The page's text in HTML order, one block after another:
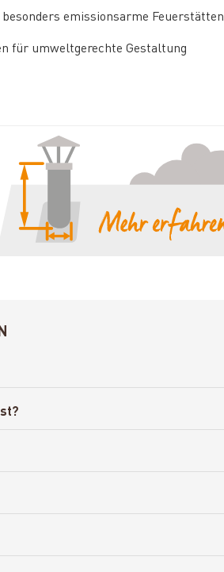
emissionsarme Feuerstätten
für umweltgerechte Gestaltung